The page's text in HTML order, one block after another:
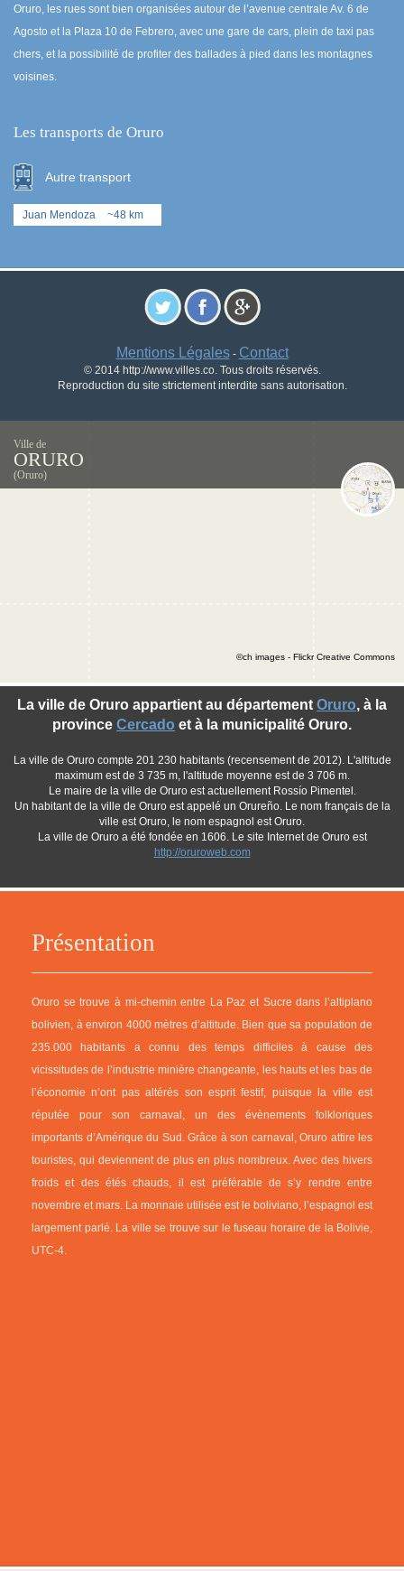
Oruro, les rues sont bien organisées autour de l’avenue centrale Av. 6 de
Agosto et la Plaza 10 de Febrero, avec une gare de cars, plein de taxi pas
chers, et la possibilité de profiter des ballades à pied dans les montagnes
voisines.
Les transports de Oruro
Autre transport
Juan Mendoza ~48 km
Mentions Légales- Contact
© 2014 http://www.villes.co. Tous droits réservés.
Reproduction du site strictement interdite sans autorisation.
Ville de
ORURO
(Oruro)
Présentation
Oruro se trouve à mi-chemin entre La Paz et Sucre dans l’altiplano
bolivien, à environ 4000 mètres d’altitude. Bien que sa population de
235.000 habitants a connu des temps difficiles à cause des
vicissitudes de l’industrie minière changeante, les hauts et les bas de
l’économie n’ont pas altérés son esprit festif, puisque la ville est
réputée pour son carnaval, un des évènements folkloriques
importants d’Amérique du Sud. Grâce à son carnaval, Oruro attire les
touristes, qui deviennent de plus en plus nombreux. Avec des hivers
froids et des étés chauds, il est préférable de s’y rendre entre
novembre et mars. La monnaie utilisée est le boliviano, l’espagnol est
largement parlé. La ville se trouve sur le fuseau horaire de la Bolivie,
UTC-4.
La ville de Oruro appartient au département Oruro, à la
province Cercado et à la municipalité Oruro.
La ville de Oruro compte 201 230 habitants (recensement de 2012). L'altitude
maximum est de 3 735 m, l'altitude moyenne est de 3 706 m.
Le maire de la ville de Oruro est actuellement Rossío Pimentel.
Un habitant de la ville de Oruro est appelé un Orureño. Le nom français de la
ville est Oruro, le nom espagnol est Oruro.
La ville de Oruro a été fondée en 1606. Le site Internet de Oruro est
http://oruroweb.com
©ch images - Flickr Creative Commons